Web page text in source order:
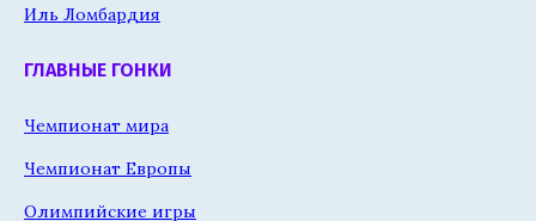
Иль Ломбардия
ГЛАВНЫЕ ГОНКИ
Чемпионат мира
Чемпионат Европы
Олимпийские игры